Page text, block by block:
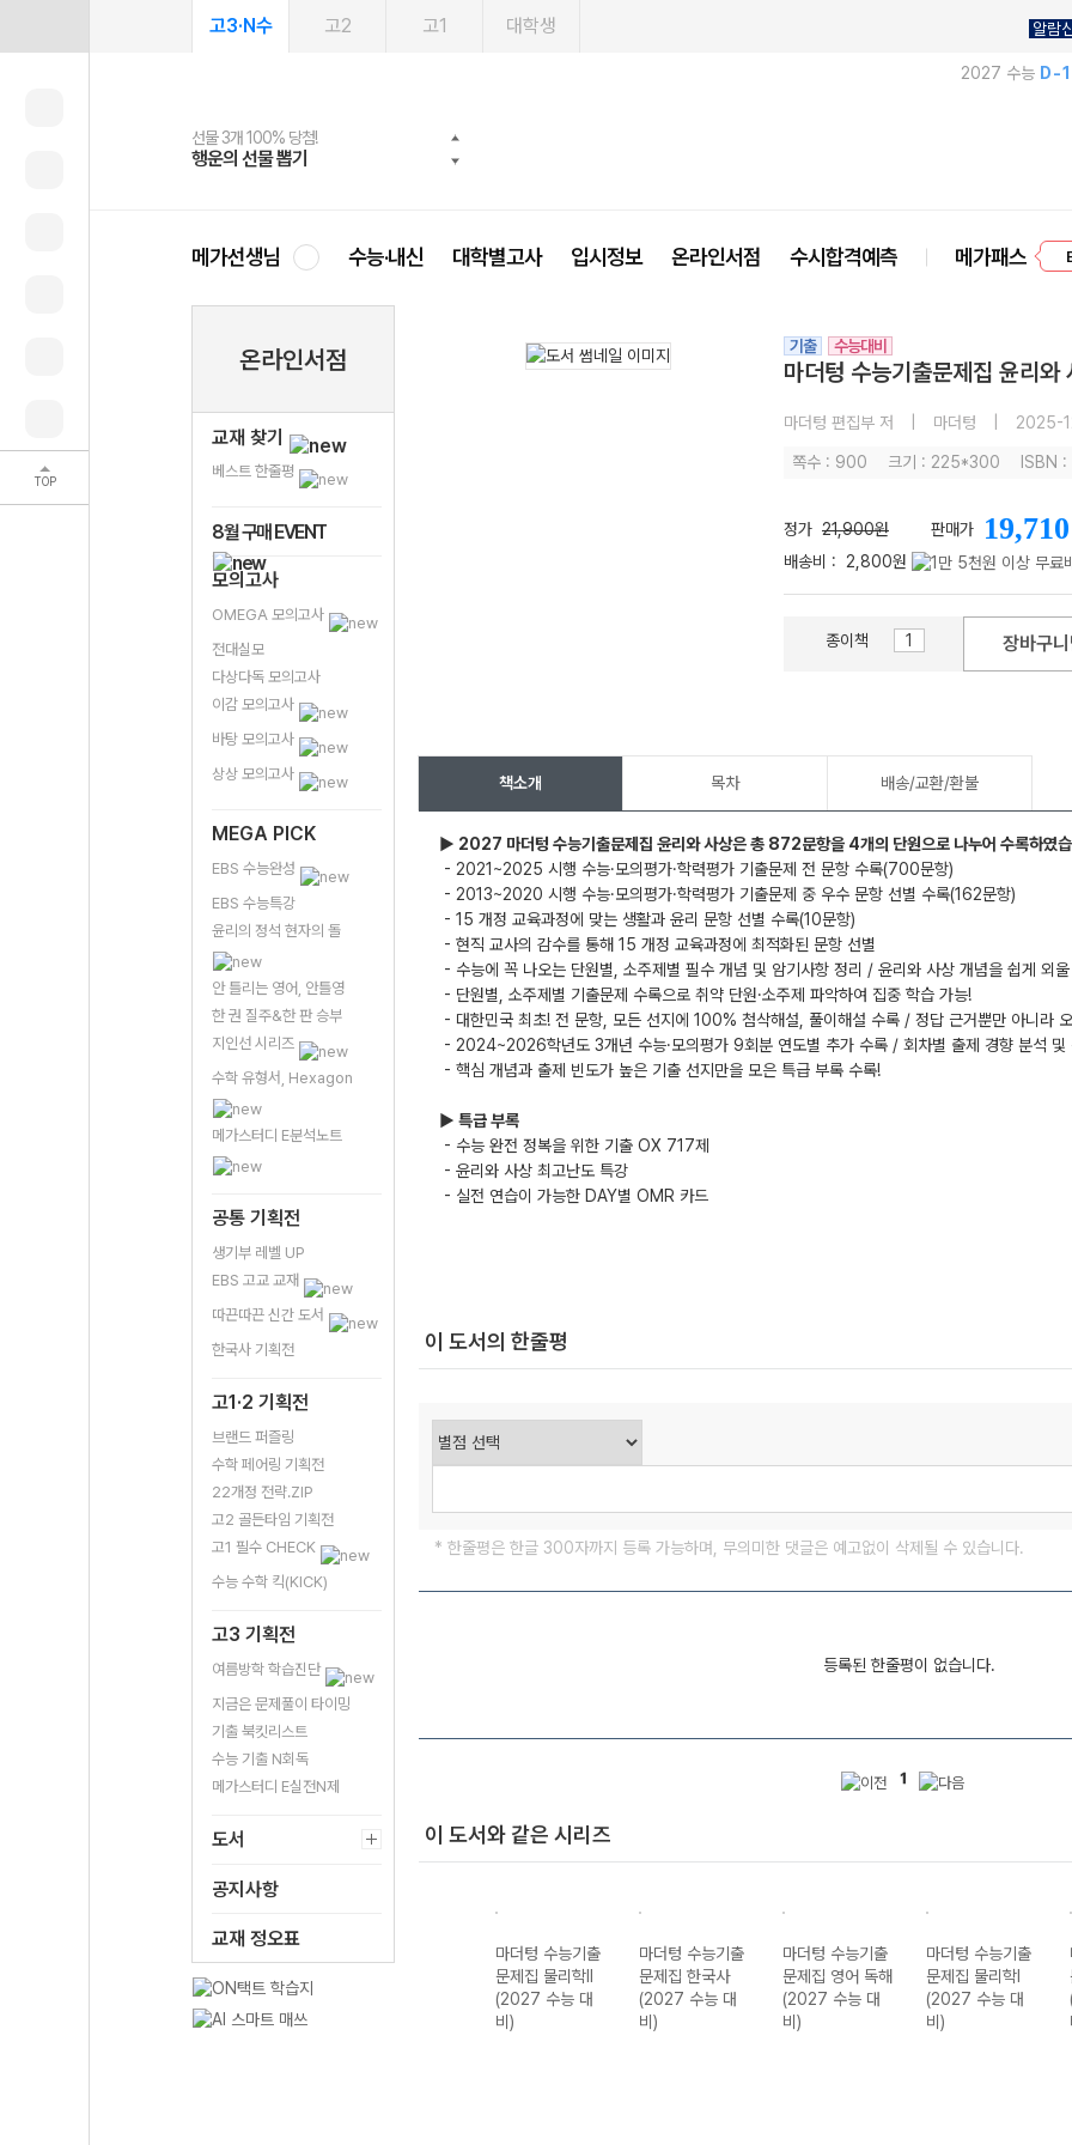
TOP
고3·N수 고2 고1 대학생 알람
2027 수능 D-
선물 3개 100% 당첨!
행운의 선물 뽑기
선물 100% 증정!
메가스터디 X 올리브
여름방학 스터디 캐시백
메가런 썸머스쿨
2027 러셀 단과
강사 공개선발
스마트러닝앱
설문 EVENT
메가패스
3일 무료 체험권
메가패스 수강생 무료혜택!
메가클럽 멤버십
사회공헌 캠페인
희망이룸 메가나눔
메가선생님 수능·내신 대학별고사 입시정보 온라인서점 수시합격예측 메가패스
온라인서점
교재 찾기
베스트 한줄평
8월 구매 EVENT
모의고사
OMEGA 모의고사
전대실모
다상다독 모의고사
이감 모의고사
바탕 모의고사
상상 모의고사
MEGA PICK
EBS 수능완성
EBS 수능특강
윤리의 정석 현자의 돌
안 틀리는 영어, 안틀영
한 권 질주&한 판 승부
지인선 시리즈
수학 유형서, Hexagon
메가스터디 E분석노트
공통 기획전
생기부 레벨 UP
EBS 고교 교재
따끈따끈 신간 도서
한국사 기획전
고1·2 기획전
브랜드 퍼즐링
수학 페어링 기획전
22개정 전략.ZIP
고2 골든타임 기획전
고1 필수 CHECK
수능 수학 킥(KICK)
고3 기획전
여름방학 학습진단
지금은 문제풀이 타이밍
기출 북킷리스트
수능 기출 N회독
메가스터디 E실전N제
도서
공지사항
교재 정오표
기출 수능대비
마더텅 수능기출문제집 윤리
마더텅 편집부 저 마더텅 2025-
쪽수 : 900 크기 : 225*300 ISBN
정가 21,900원 판매가 19,710
배송비 : 2,800원
종이책 장바구니
책소개 목차 배송/교환/환불
▶ 2027 마더텅 수능기출문제집 윤리와 사상은 총 872문항을 4개의 단원으로 나누어 수록하였
- 2021~2025 시행 수능·모의평가·학력평가 기출문제 전 문항 수록(700문항)
- 2013~2020 시행 수능·모의평가·학력평가 기출문제 중 우수 문항 선별 수록(162문항)
- 15 개정 교육과정에 맞는 생활과 윤리 문항 선별 수록(10문항)
- 현직 교사의 감수를 통해 15 개정 교육과정에 최적화된 문항 선별
- 수능에 꼭 나오는 단원별, 소주제별 필수 개념 및 암기사항 정리 / 윤리와 사상 개념을 쉽게 외
- 단원별, 소주제별 기출문제 수록으로 취약 단원·소주제 파악하여 집중 학습 가능!
- 대한민국 최초! 전 문항, 모든 선지에 100% 첨삭해설, 풀이해설 수록 / 정답 근거뿐만 아니라
- 2024~2026학년도 3개년 수능·모의평가 9회분 연도별 추가 수록 / 회차별 출제 경향 분석 및
- 핵심 개념과 출제 빈도가 높은 기출 선지만을 모은 특급 부록 수록!
▶ 특급 부록
- 수능 완전 정복을 위한 기출 OX 717제
- 윤리와 사상 최고난도 특강
- 실전 연습이 가능한 DAY별 OMR 카드
이 도서의 한줄평
* 한줄평은 한글 300자까지 등록 가능하며, 무의미한 댓글은 예고없이 삭제될 수 있습니다.
등록된 한줄평이 없습니다.
1
이 도서와 같은 시리즈
마더텅 수능기출
모의고사 30회
영어 영역 SE
(2027 수능 대
마더텅 수능기출
문제집 물리학II
(2027 수능 대
비)
마더텅 수능기출
문제집 한국사
(2027 수능 대
비)
마더텅 수능기출
문제집 영어 독해
(2027 수능 대
비)
마더텅 수능기출
문제집 물리학I
(2027 수능 대
비)